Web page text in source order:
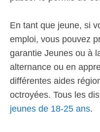
En tant que jeune, si
emploi, vous pouvez
garantie Jeunes ou à
alternance ou en
différentes aides
octroyées. Tous les
jeunes de 18-25 ans.